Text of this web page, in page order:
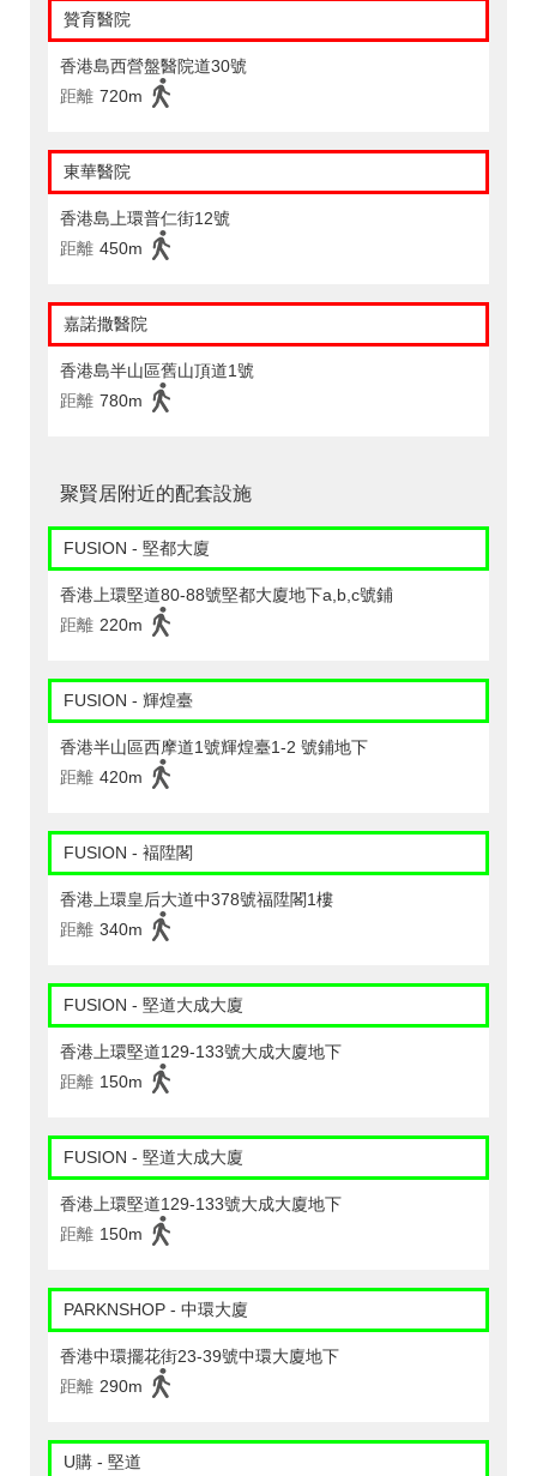
贊育醫院
香港島西營盤醫院道30號
距離 720m
東華醫院
香港島上環普仁街12號
距離 450m
嘉諾撒醫院
香港島半山區舊山頂道1號
距離 780m
聚賢居附近的配套設施
FUSION - 堅都大廈
香港上環堅道80-88號堅都大廈地下a,b,c號鋪
距離 220m
FUSION - 輝煌臺
香港半山區西摩道1號輝煌臺1-2 號鋪地下
距離 420m
FUSION - 褔陞閣
香港上環皇后大道中378號福陞閣1樓
距離 340m
FUSION - 堅道大成大廈
香港上環堅道129-133號大成大廈地下
距離 150m
FUSION - 堅道大成大廈
香港上環堅道129-133號大成大廈地下
距離 150m
PARKNSHOP - 中環大廈
香港中環擺花街23-39號中環大廈地下
距離 290m
U購 - 堅道